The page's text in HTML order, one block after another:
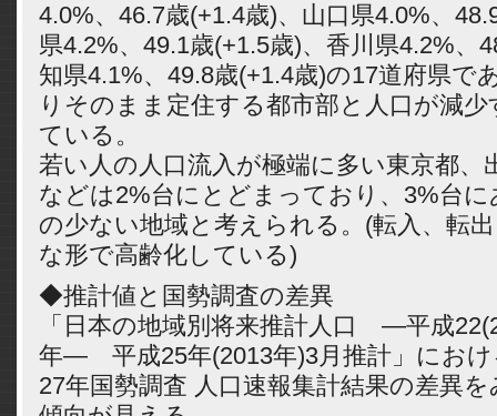
4.0%、46.7歳(+1.4歳)、山口県4.0%、
県4.2%、49.1歳(+1.5歳)、香川県4.2%、
知県4.1%、49.8歳(+1.4歳)の17道府県で
りそのまま定住する都市部と人口が減
ている。
若い人の人口流入が極端に多い東京都、
などは2%台にとどまっており、3%台
の少ない地域と考えられる。(転入、転
な形で高齢化している)
◆推計値と国勢調査の差異
「日本の地域別将来推計人口 —平成
年— 平成25年(2013年)3月推計」におけ
27年国勢調査 人口速報集計結果の差異